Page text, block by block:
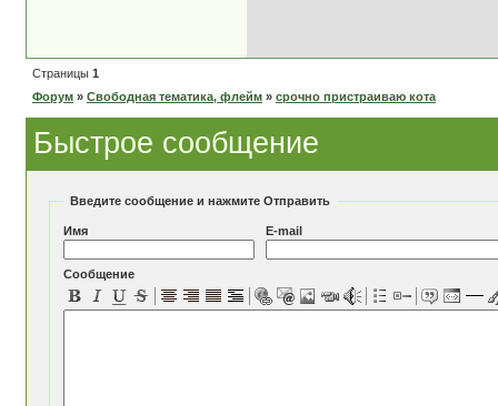
Страницы 1
Форум » Свободная тематика, флейм » срочно пристраиваю кота
Быстрое сообщение
Введите сообщение и нажмите Отправить
Имя E-mail
Сообщение